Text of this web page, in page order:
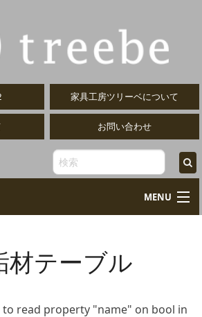
家具工房ツリーベについて
お問い合わせ
MENU
オーダーデスク
Desk
Chair
材テーブル
to read property "name" on bool in